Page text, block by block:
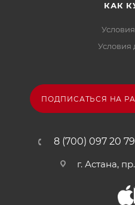
КАК
Условия
ПОДПИСАТЬСЯ НА
8 (700) 097 20 79
г. Астана,